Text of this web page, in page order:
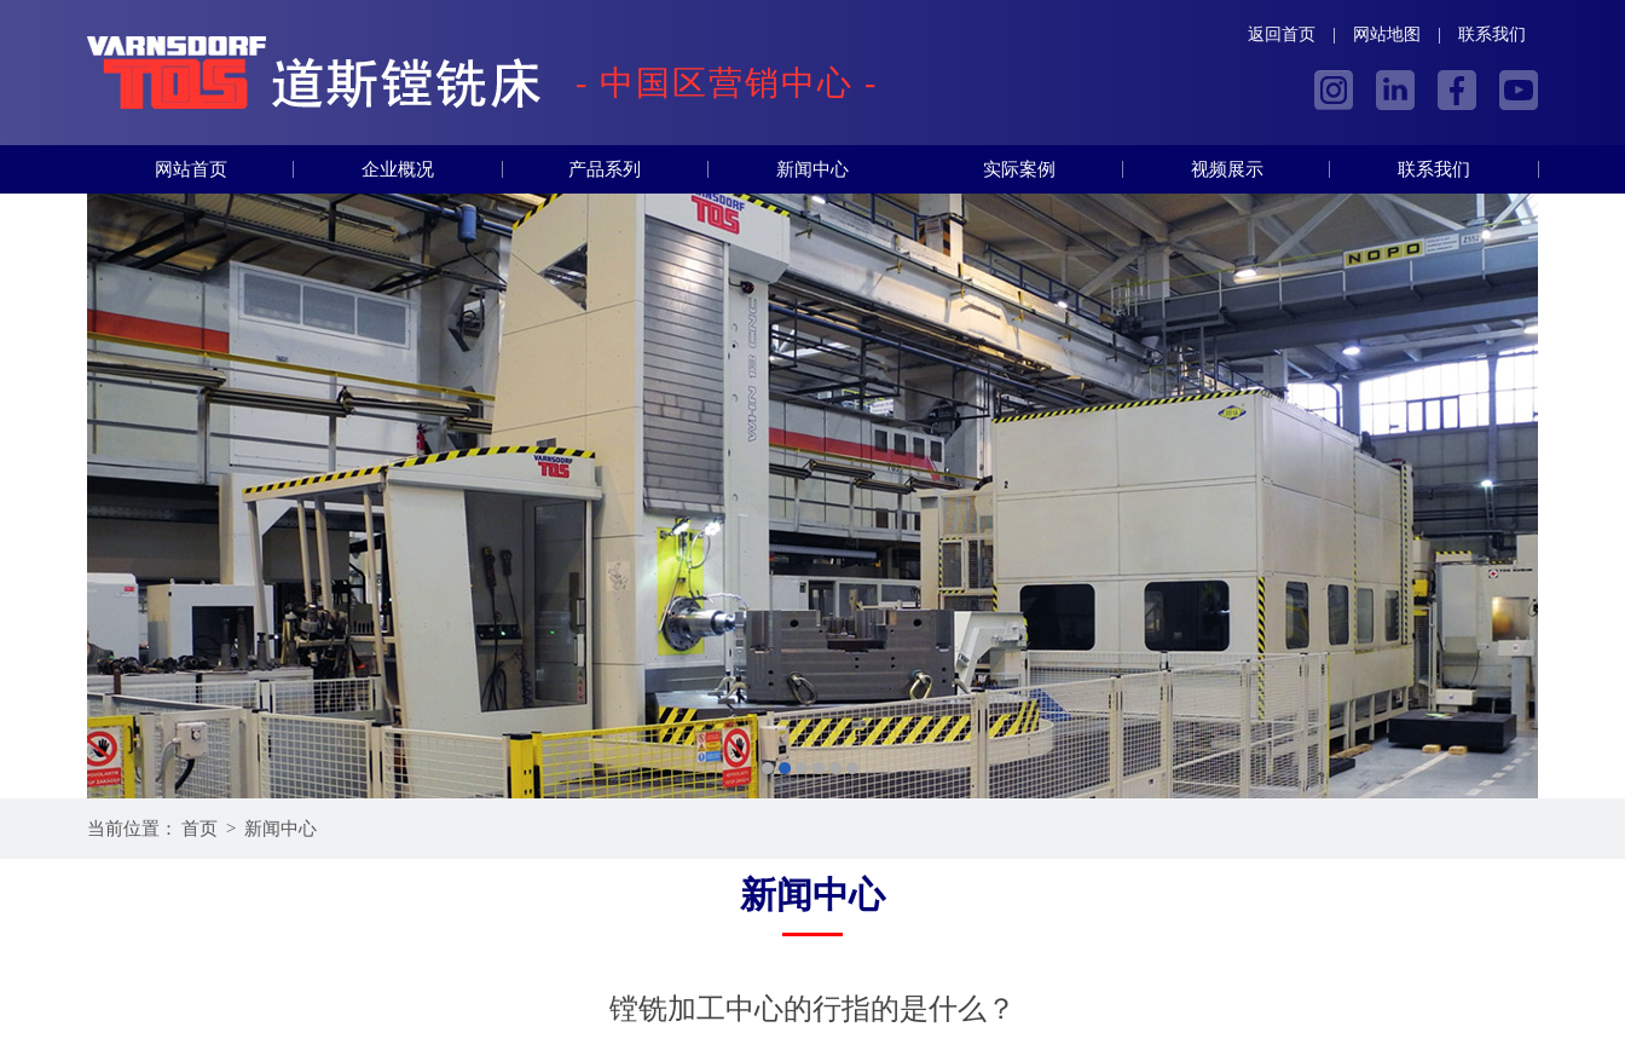
- 中国区营销中心 -
返回首页 网站地图 联系我们
网站首页 企业概况 产品系列 新闻中心 实际案例 视频展示 联系我们
当前位置： 首页 > 新闻中心
新闻中心
镗铣加工中心的行指的是什么？